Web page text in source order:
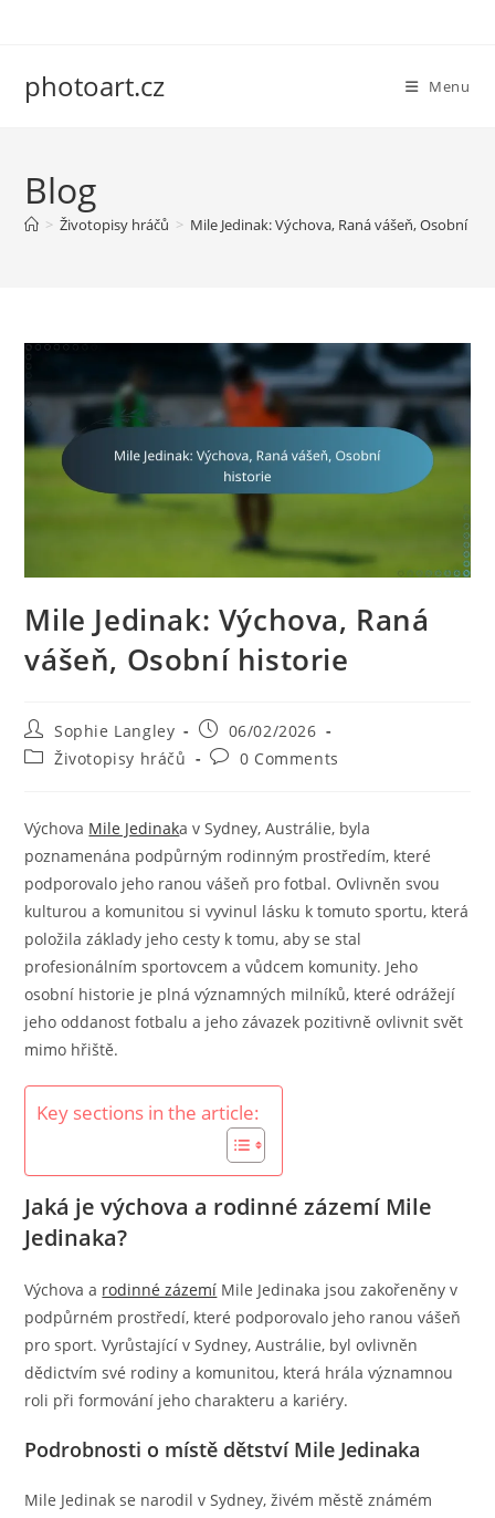
photoart.cz Menu
Blog
> Životopisy hráčů > Mile Jedinak: Výchova, Raná vášeň, Osobní
Mile Jedinak: Výchova, Raná
vášeň, Osobní historie
Post
author:
Sophie Langley
Post
published:
06/02/2026
PostŽivotopisy hráčů
Post0 Comments
Výchova Mile Jedinaka v Sydney, Austrálie, byla
poznamenána podpůrným rodinným prostředím, které
podporovalo jeho ranou vášeň pro fotbal. Ovlivněn svou
kulturou a komunitou si vyvinul lásku k tomuto sportu, která
položila základy jeho cesty k tomu, aby se stal
profesionálním sportovcem a vůdcem komunity. Jeho
osobní historie je plná významných milníků, které odrážejí
jeho oddanost fotbalu a jeho závazek pozitivně ovlivnit svět
mimo hřiště.
Key sections in the article:
Jaká je výchova a rodinné zázemí Mile
Jedinaka?
Výchova a rodinné zázemí Mile Jedinaka jsou zakořeněny v
podpůrném prostředí, které podporovalo jeho ranou vášeň
pro sport. Vyrůstající v Sydney, Austrálie, byl ovlivněn
dědictvím své rodiny a komunitou, která hrála významnou
roli při formování jeho charakteru a kariéry.
Podrobnosti o místě dětství Mile Jedinaka
Mile Jedinak se narodil v Sydney, živém městě známém